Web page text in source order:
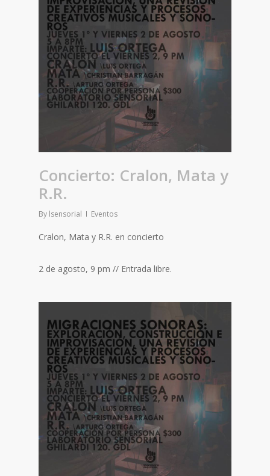
Concierto: Cralon, Mata y
R.R.
By lsensorial Eventos
Cralon, Mata y R.R. en concierto
2 de agosto, 9 pm // Entrada libre.